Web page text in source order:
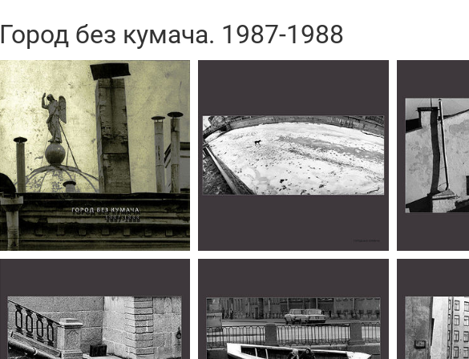
Город без кумача. 1987-1988